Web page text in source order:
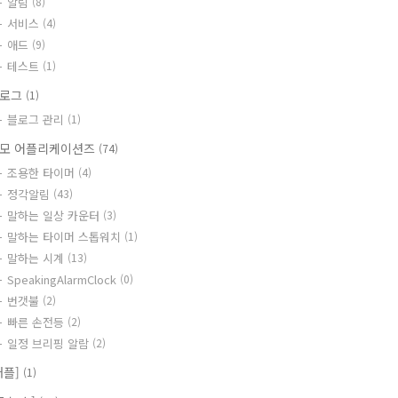
서비스 (4)
애드 (9)
테스트 (1)
그 (1)
블로그 관리 (1)
어플리케이션즈 (74)
조용한 타이머 (4)
정각알림 (43)
말하는 일상 카운터 (3)
말하는 타이머 스톱워치 (1)
말하는 시계 (13)
SpeakingAlarmClock (0)
번갯불 (2)
빠른 손전등 (2)
일정 브리핑 알람 (2)
플] (1)